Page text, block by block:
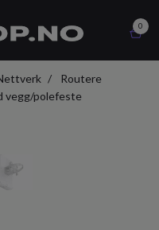
0
Routere
vegg/polefeste